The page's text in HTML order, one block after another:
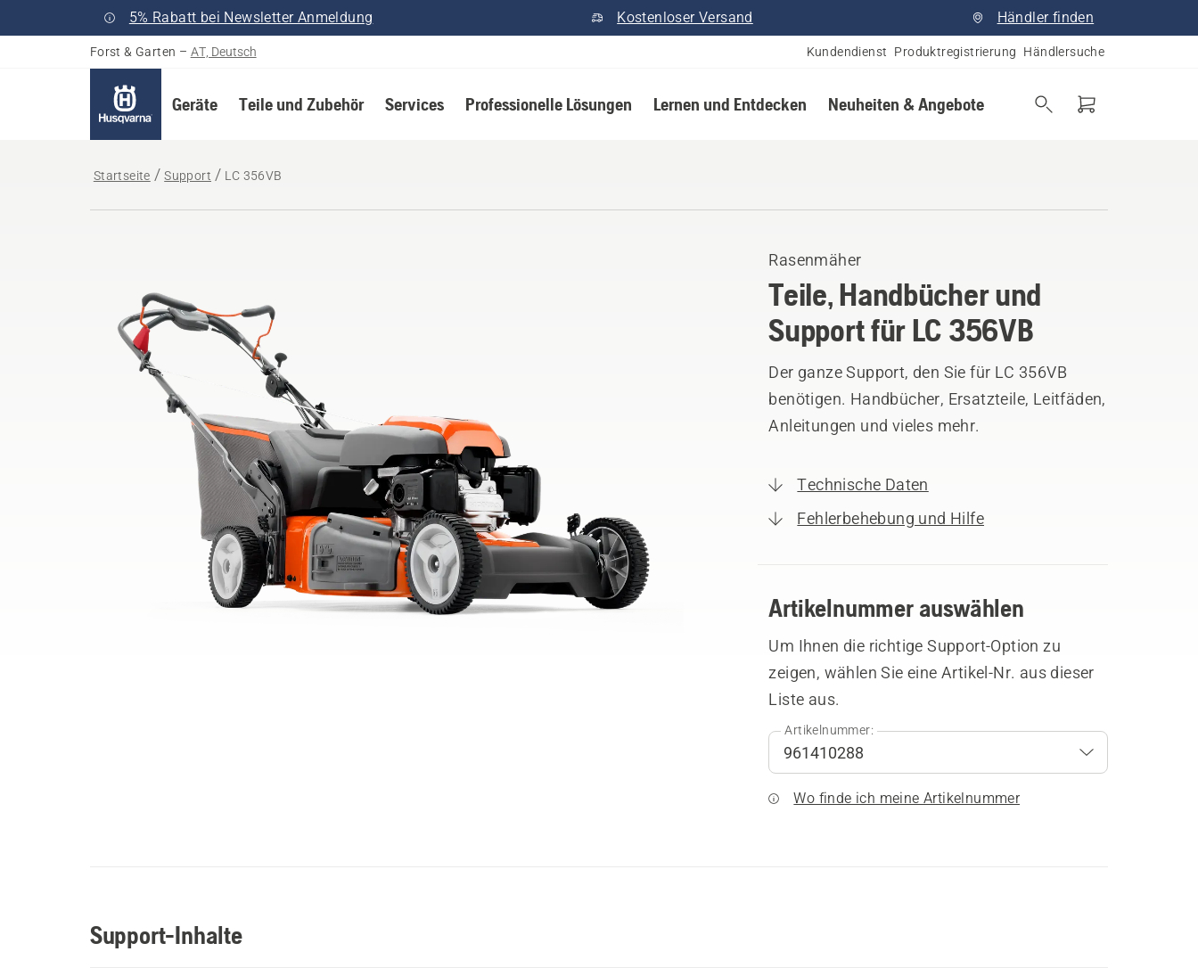
5% Rabatt bei Newsletter Anmeldung Kostenloser Versand Händler finden
Forst & Garten – AT, Deutsch Kundendienst Produktregistrierung Händlersuche
Geräte Teile und Zubehör Services Professionelle Lösungen Lernen und Entdecken Neuheiten & Angebote
Startseite Support LC 356VB
Rasenmäher
Teile, Handbücher und
Support für LC 356VB
Der ganze Support, den Sie für LC 356VB
benötigen. Handbücher, Ersatzteile, Leitfäden,
Anleitungen und vieles mehr.
Technische Daten
Fehlerbehebung und Hilfe
Artikelnummer auswählen
Um Ihnen die richtige Support-Option zu
zeigen, wählen Sie eine Artikel-Nr. aus dieser
Liste aus.
Artikelnummer:
Wo finde ich meine Artikelnummer
Support-Inhalte